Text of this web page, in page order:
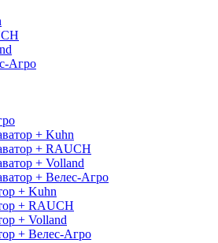
Агро
+ Kuhn
+ RAUCH
+ Volland
+ Велес-Агро
+ Kuhn
+ RAUCH
+ Volland
+ Велес-Агро